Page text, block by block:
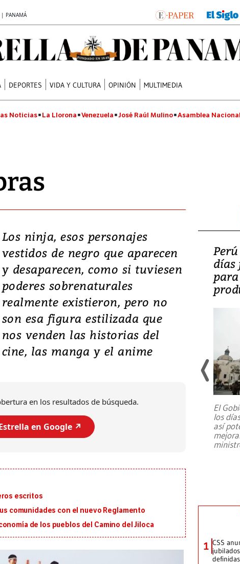
PANAMÁ
DEPORTES VIDA Y CULTURA OPINIÓN MULTIMEDIA
Noticias La Llorona Venezuela José Raúl Mulino Asamblea Nacional
Los ninja, esos personajes
vestidos de negro que aparecen
y desaparecen, como si tuviesen
poderes sobrenaturales
realmente existieron, pero no
son esa figura estilizada que
nos venden las historias del
cine, las manga y el anime
en los resultados de búsqueda.
en Google ↗️
escritos
comunidades con el nuevo Reglamento
de los pueblos del Camino del Jiloca
Video: Lula lanza su
candidatura con
promesas de inversión
en defensa, educación y
tierras raras
Entre recuerdos y escuetas
referencias hacia sus adversarios, el
presidente de Brasil, Luiz Inácio Lula
días
El
los
así
1 CSS
definidas